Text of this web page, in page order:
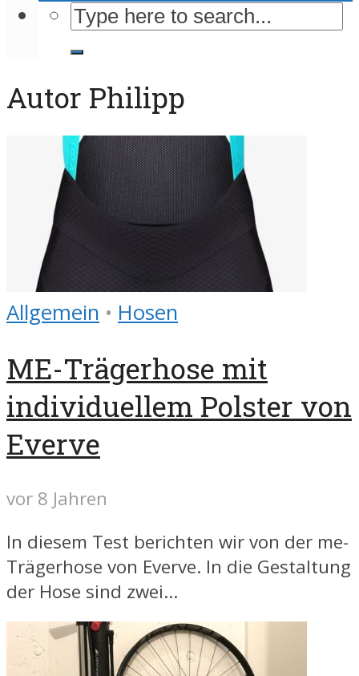
Autor Philipp
Allgemein • Hosen
ME-Trägerhose mit
individuellem Polster von
Everve
vor 8 Jahren
In diesem Test berichten wir von der me-
Trägerhose von Everve. In die Gestaltung
der Hose sind zwei...